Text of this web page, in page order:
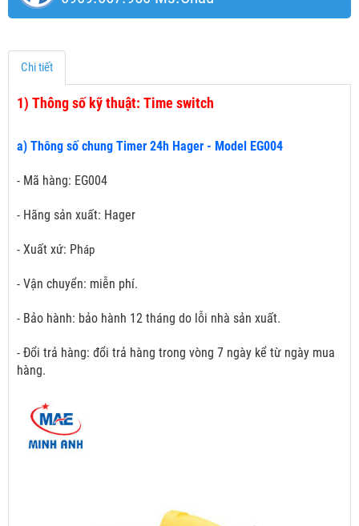
Chi tiết
1) Thông số kỹ thuật: Time switch
a) Thông số chung Timer 24h Hager - Model EG004
- Mã hàng: EG004
- Hãng sản xuất: Hager
- Xuất xứ: Pháp
- Vận chuyển: miễn phí.
- Bảo hành: bảo hành 12 tháng do lỗi nhà sản xuất.
- Đổi trả hàng: đổi trả hàng trong vòng 7 ngày kể từ ngày mua
hàng.